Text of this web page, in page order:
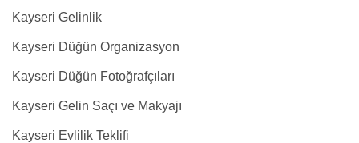
Kayseri Gelinlik
Kayseri Düğün Organizasyon
Kayseri Düğün Fotoğrafçıları
Kayseri Gelin Saçı ve Makyajı
Kayseri Evlilik Teklifi